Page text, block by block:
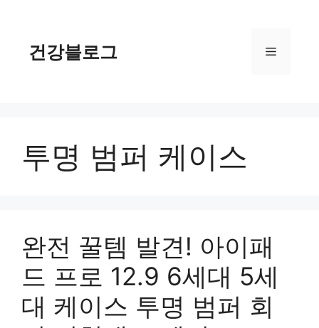
건강블로그 메
투명 범퍼 케이스
완전 꿀템 발견! 아이패
드 프로 12.9 6세대 5세
대 케이스 투명 범퍼 회